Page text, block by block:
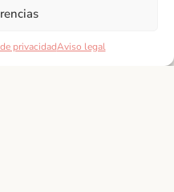
privacidadAviso legal